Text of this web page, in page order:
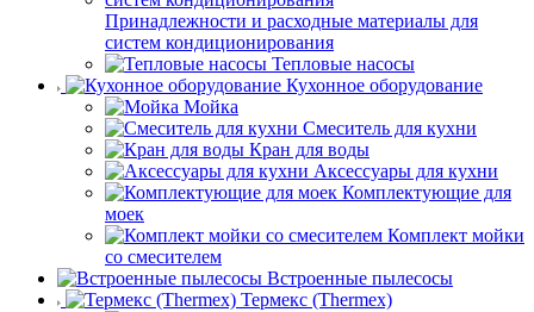
Принадлежности и расходные материалы для
систем кондиционирования
Тепловые насосы
Кухонное оборудование
Мойка
Смеситель для кухни
Кран для воды
Аксессуары для кухни
Комплектующие для
моек
Комплект мойки
со смесителем
Встроенные пылесосы
Термекс (Thermex)